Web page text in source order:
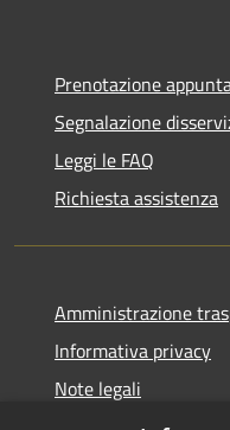
Prenotazione
Segnalazione
Leggi le FAQ
Richiesta assistenza
Amministrazione
Informativa privacy
Note legali